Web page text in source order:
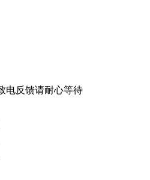
电反馈请耐心等待